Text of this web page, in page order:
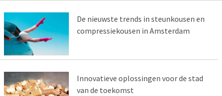
De nieuwste trends in steunkousen en
compressiekousen in Amsterdam
Innovatieve oplossingen voor de stad
van de toekomst